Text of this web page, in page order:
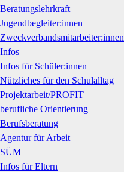
Beratungslehrkraft
Jugendbegleiter:innen
Zweckverbandsmitarbeiter:innen
Infos
Infos für Schüler:innen
Nützliches für den Schulalltag
Projektarbeit/PROFIT
berufliche Orientierung
Berufsberatung
Agentur für Arbeit
SÜM
Infos für Eltern